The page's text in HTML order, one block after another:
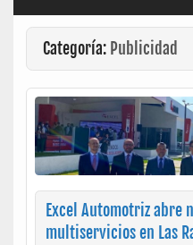
Categoría: Publicidad
Excel Automotriz abre
multiservicios en Las